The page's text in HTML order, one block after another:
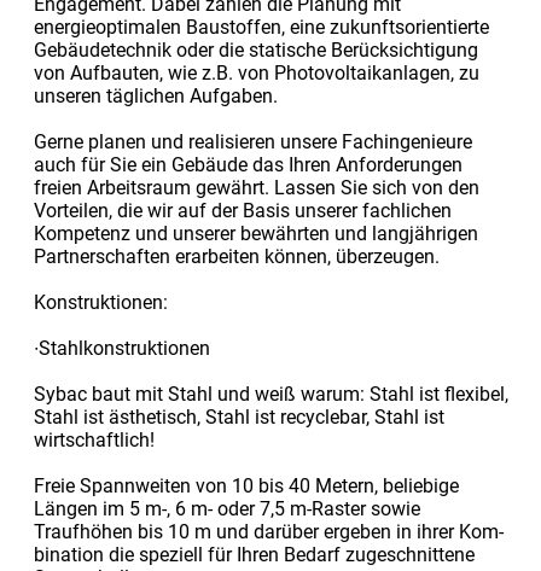
energieoptimalen Baustoffen, eine zukunftsorientierte
Gebäudetechnik oder die statische Berück­sichtigung
von Aufbauten, wie z.B. von Photovoltaikanlagen, zu
unseren täglichen Aufgaben.
Gerne planen und realisieren unsere Fachingenieure
auch für Sie ein Gebäude das Ihren Anforderungen
freien Arbeitsraum gewährt. Lassen Sie sich von den
Vortei­len, die wir auf der Basis unserer fachlichen
Kompetenz und unserer bewährten und langjährigen
Partnerschaften erarbeiten können, überzeugen.
Konstruktionen:
∙Stahlkonstruktionen
Sybac baut mit Stahl und weiß warum: Stahl ist flexibel,
Stahl ist ästhetisch, Stahl ist recyclebar, Stahl ist
wirtschaftlich!
Freie Spannweiten von 10 bis 40 Metern, beliebige
Längen im 5 m-, 6 m- oder 7,5 m-Raster sowie
Traufhöhen bis 10 m und darüber ergeben in ihrer Kom­
bination die speziell für Ihren Bedarf zugeschnittene